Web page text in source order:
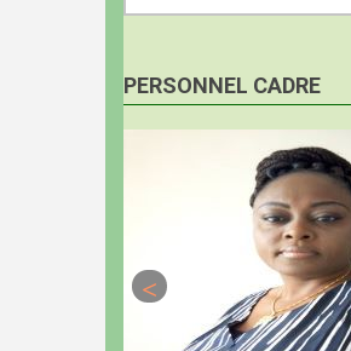
PERSONNEL CADRE